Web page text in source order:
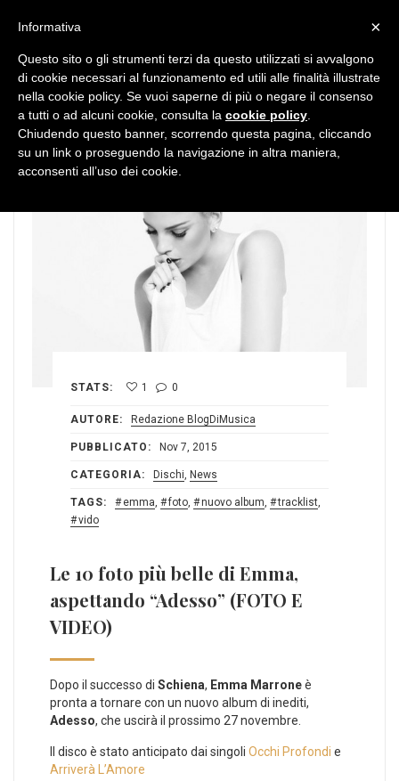
STATS: 1 0
AUTORE: Redazione BlogDiMusica
PUBBLICATO: Nov 7, 2015
CATEGORIA: Dischi, News
TAGS: emma, foto, nuovo album, tracklist,
vido
Le 10 foto più belle di Emma,
aspettando “Adesso” (FOTO E
VIDEO)
Dopo il successo di Schiena, Emma Marroneè
pronta a tornare con un nuovo album di inediti,
Adesso, che uscirà il prossimo 27 novembre.
Il disco è stato anticipato dai singoli Occhi Profondi e
Arriverà L’Amore
×
Informativa
Questo sito o gli strumenti terzi da questo utilizzati si avvalgono
di cookie necessari al funzionamento ed utili alle finalità illustrate
nella cookie policy. Se vuoi saperne di più o negare il consenso
a tutti o ad alcuni cookie, consulta la cookie policy
Chiudendo questo banner, scorrendo questa pagina, cliccando
su un link o proseguendo la navigazione in altra maniera,
acconsenti all’uso dei cookie.